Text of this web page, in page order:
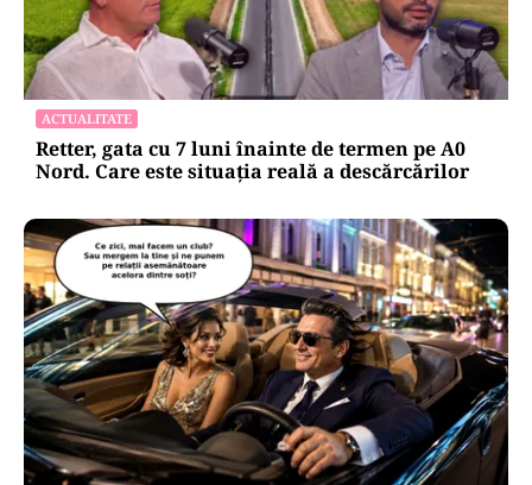
HOROSCOP
Horoscop 7 august 2026: ziua în care Berbecii își
pierd răbdarea, iar Taurii pierd bani
ACTUALITATE